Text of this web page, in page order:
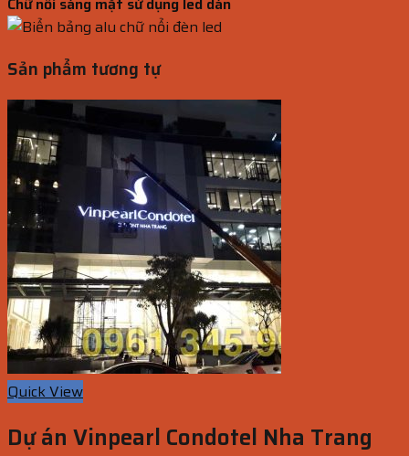
Sản phẩm tương tự
Quick View
Dự án Vinpearl Condotel Nha Trang